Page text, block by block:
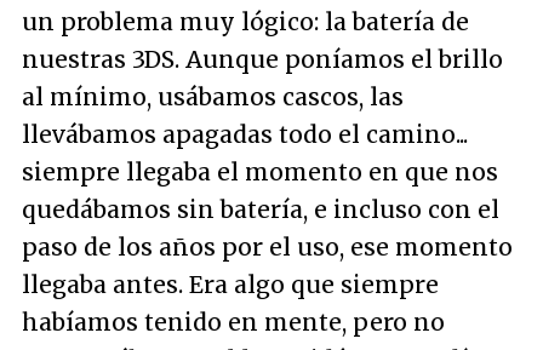
un problema muy lógico: la batería de
nuestras 3DS. Aunque poníamos el brillo
al mínimo, usábamos cascos, las
llevábamos apagadas todo el camino...
siempre llegaba el momento en que nos
quedábamos sin batería, e incluso con el
paso de los años por el uso, ese momento
llegaba antes. Era algo que siempre
habíamos tenido en mente, pero no